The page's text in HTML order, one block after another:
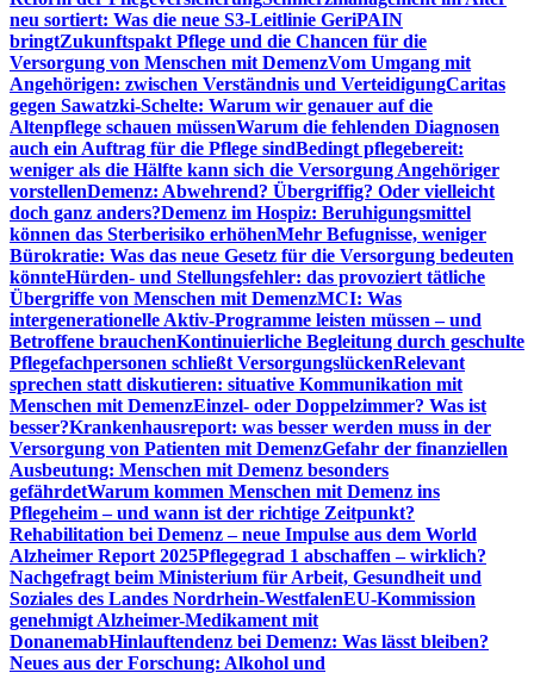
neu sortiert: Was die neue S3-Leitlinie GeriPAIN
bringtZukunftspakt Pflege und die Chancen für die
Versorgung von Menschen mit DemenzVom Umgang mit
Angehörigen: zwischen Verständnis und VerteidigungCaritas
gegen Sawatzki-Schelte: Warum wir genauer auf die
Altenpflege schauen müssenWarum die fehlenden Diagnosen
auch ein Auftrag für die Pflege sindBedingt pflegebereit:
weniger als die Hälfte kann sich die Versorgung Angehöriger
vorstellenDemenz: Abwehrend? Übergriffig? Oder vielleicht
doch ganz anders?Demenz im Hospiz: Beruhigungsmittel
können das Sterberisiko erhöhenMehr Befugnisse, weniger
Bürokratie: Was das neue Gesetz für die Versorgung bedeuten
könnteHürden- und Stellungsfehler: das provoziert tätliche
Übergriffe von Menschen mit DemenzMCI: Was
intergenerationelle Aktiv-Programme leisten müssen – und
Betroffene brauchenKontinuierliche Begleitung durch geschulte
Pflegefachpersonen schließt VersorgungslückenRelevant
sprechen statt diskutieren: situative Kommunikation mit
Menschen mit DemenzEinzel- oder Doppelzimmer? Was ist
besser?Krankenhausreport: was besser werden muss in der
Versorgung von Patienten mit DemenzGefahr der finanziellen
Ausbeutung: Menschen mit Demenz besonders
gefährdetWarum kommen Menschen mit Demenz ins
Pflegeheim – und wann ist der richtige Zeitpunkt?
Rehabilitation bei Demenz – neue Impulse aus dem World
Alzheimer Report 2025Pflegegrad 1 abschaffen – wirklich?
Nachgefragt beim Ministerium für Arbeit, Gesundheit und
Soziales des Landes Nordrhein-WestfalenEU-Kommission
genehmigt Alzheimer-Medikament mit
DonanemabHinlauftendenz bei Demenz: Was lässt bleiben?
Neues aus der Forschung: Alkohol und